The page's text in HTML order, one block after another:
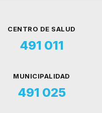
CENTRO DE SALUD
491 011
MUNICIPALIDAD
491 025